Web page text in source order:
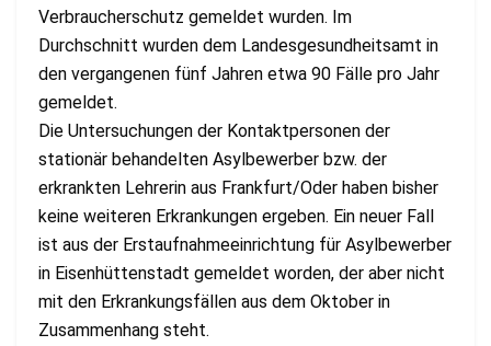
Verbraucherschutz gemeldet wurden. Im
Durchschnitt wurden dem Landesgesundheitsamt in
den vergangenen fünf Jahren etwa 90 Fälle pro Jahr
gemeldet.
Die Untersuchungen der Kontaktpersonen der
stationär behandelten Asylbewerber bzw. der
erkrankten Lehrerin aus Frankfurt/Oder haben bisher
keine weiteren Erkrankungen ergeben. Ein neuer Fall
ist aus der Erstaufnahmeeinrichtung für Asylbewerber
in Eisenhüttenstadt gemeldet worden, der aber nicht
mit den Erkrankungsfällen aus dem Oktober in
Zusammenhang steht.